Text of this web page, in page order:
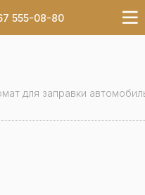
555-08-80
для заправки